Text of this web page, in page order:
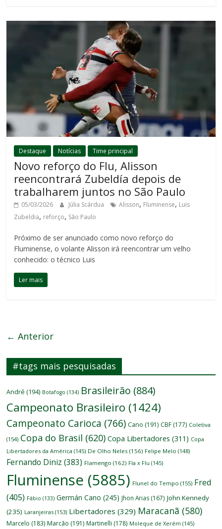
Destaque Notícias Time principal
Novo reforço do Flu, Alisson
reencontrará Zubeldía depois de
trabalharem juntos no São Paulo
05/03/2026 Júlia Scárdua Alisson, Fluminense, Luis
Zubeldia, reforço, São Paulo
Próximo de ser anunciado como novo reforço do
Fluminense, o volante Alisson irá reencontrar um velho
conhecido: o técnico Luis
Ler mais
← Anterior
#tags mais pesquisadas
André (194) Botafogo (134) Brasileirão (884)
Campeonato Brasileiro (1424)
Campeonato Carioca (766) Cano (191) CBF (177) Coletiva
(154) Copa do Brasil (620) Copa Libertadores (311) Copa
Libertadores da América (145) De Olho Neles (156) Felipe Melo (148)
Fernando Diniz (383) Flamengo (162) Fla x Flu (145)
Fluminense (5885) Flunel do Tempo (155) Fred
(405) Fábio (133) Germán Cano (245) Jhon Arias (167) John Kennedy
(235) Laranjeiras (153) Libertadores (329) Maracanã (580)
Marcelo (183) Marcão (191) Martinelli (178) Moleque de Xerém (145)